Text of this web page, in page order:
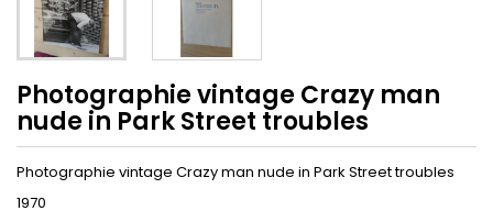
Photographie vintage Crazy man
nude in Park Street troubles
Photographie vintage Crazy man nude in Park Street troubles
1970